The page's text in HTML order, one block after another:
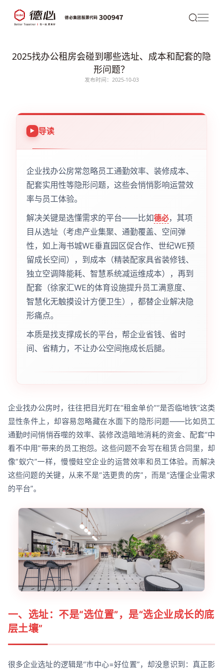
2025找办公租房会碰到哪些选址、成本和配套的隐
形问题？
发布时间：2025-10-03
导读
企业找办公房常忽略员工通勤效率、装修成本、
配套实用性等隐形问题，这些会悄悄影响运营效
率与员工体验。
解决关键是选懂需求的平台——比如德必，其项
目从选址（考虑产业集聚、通勤覆盖、空间弹
性，如上海书城WE垂直园区促合作、世纪WE预
留成长空间），到成本（精装配家具省装修钱、
独立空调降能耗、智慧系统减运维成本），再到
配套（徐家汇WE的体育设施提升员工满意度、
智慧化无触摸设计方便卫生），都替企业解决隐
形痛点。
本质是找支撑成长的平台，帮企业省钱、省时
间、省精力，不让办公空间拖成长后腿。
企业找办公房时，往往把目光盯在“租金单价”“是否临地铁”这类
显性条件上，却容易忽略藏在水面下的隐形问题——比如员工
通勤时间悄悄吞噬的效率、装修改造暗地消耗的资金、配套“中
看不中用”带来的员工抱怨。这些问题不会写在租赁合同里，却
像“蚁穴”一样，慢慢蛀空企业的运营效率和员工体验。而解决
这些问题的关键，从来不是“选更贵的房”，而是“选懂企业需求
的平台”。
一、选址：不是“选位置”，是“选企业成长的底
层土壤”
很多企业选址的逻辑是“市中心=好位置”，却没意识到：真正影